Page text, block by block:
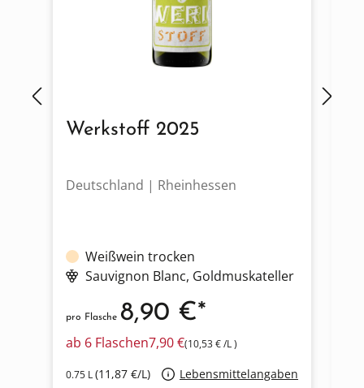
Werkstoff 2025
Deutschland | Rheinhessen
Weißwein trocken
Sauvignon Blanc, Goldmuskateller
0.75 L(11,87 €/L) Lebensmittelangaben
pro Flasche 8,90 €*
ab 6 Flaschen7,90 €(10,53 € /L )